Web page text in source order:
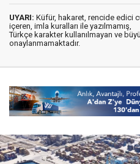
UYARI: Küfür, hakaret, rencide edici
içeren, imla kuralları ile yazılmamış,
Türkçe karakter kullanılmayan ve
onaylanmamaktadır.